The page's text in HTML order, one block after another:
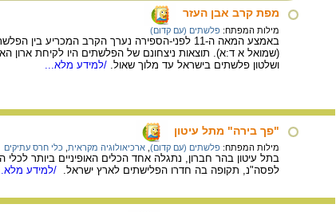
מפת קרב אבן העזר
מילות המפתח: פלשתים (עם קדום)
באמצע המאה ה-11 לפני-הספירה נערך הקרב
(שמואל א ד:א). תוצאות ניצחונם של הפלשתים היו לקיחת ארון
ושלטון פלשתים בישראל עד מלוך שאול. /למידע מלא...
"פך בירה" מתל עיטון
מילות המפתח: פלשתים (עם קדום) ארכיאולוגיה מקראית כלי חרס עתיקים
לפסה"נ, תקופה בה חדרו הפלישתים לארץ ישראל.
/למידע